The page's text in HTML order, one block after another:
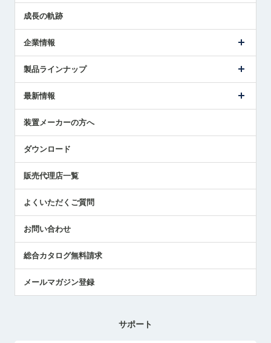
成長の軌跡
企業情報
ごあいさつ
受賞履歴
採用情報
国/地域/言語
製品ラインナップ
ツールセッタ製品
エアマイクロセンサ製品
最新情報
メトロールの技術
社員ブログ
中小企業のBCP地震対策
センサのテクニカルガイド
社長ブログ
装置メーカーの方へ
ダウンロード
販売代理店一覧
よくいただくご質問
お問い合わせ
総合カタログ無料請求
メールマガジン登録
サポート